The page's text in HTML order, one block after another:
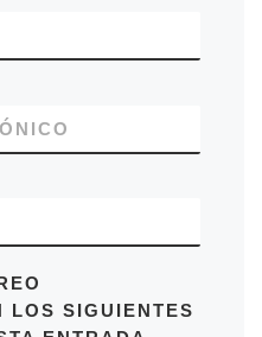
LOS SIGUIENTES